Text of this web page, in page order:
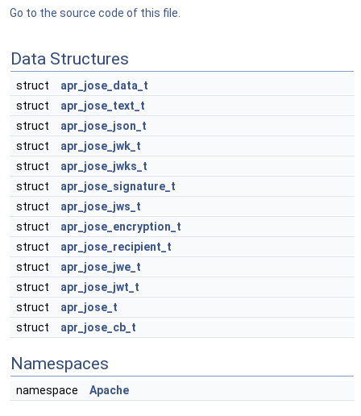
Go to the source code of this file.
Data Structures
struct
apr_jose_data_t
struct
apr_jose_text_t
struct
apr_jose_json_t
struct
apr_jose_jwk_t
struct
apr_jose_jwks_t
struct
apr_jose_signature_t
struct
apr_jose_jws_t
struct
apr_jose_encryption_t
struct
apr_jose_recipient_t
struct
apr_jose_jwe_t
struct
apr_jose_jwt_t
struct
apr_jose_t
struct
apr_jose_cb_t
Namespaces
namespace Apache